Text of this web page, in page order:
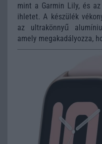
mint a Garmin Lily, és
ihletet. A készülék
az ultrakönnyű
amely megakadályozza,